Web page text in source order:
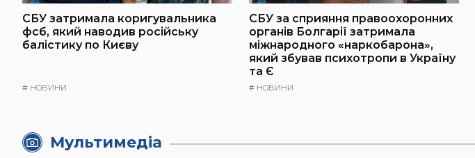
СБУ затримала коригувальника
фсб, який наводив російську
балістику по Києву
# НОВИНИ
СБУ за сприяння правоохоронних
органів Болгарії затримала
міжнародного «наркобарона»,
який збував психотропи в Україну
та Є
# НОВИНИ
Мультимедіа